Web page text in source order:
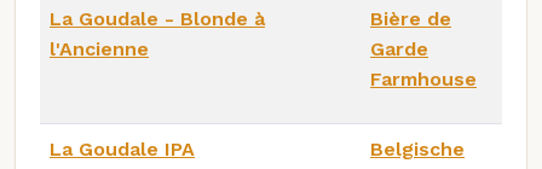
La Goudale - Blonde à
l'Ancienne
Bière de
Garde
Farmhouse
La Goudale IPA
Belgische